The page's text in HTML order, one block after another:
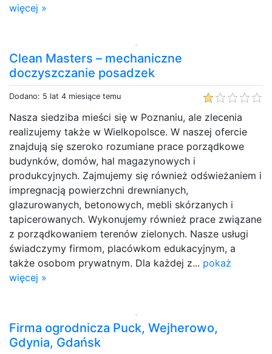
więcej »
Clean Masters – mechaniczne
doczyszczanie posadzek
Dodano: 5 lat 4 miesiące temu
Nasza siedziba mieści się w Poznaniu, ale zlecenia
realizujemy także w Wielkopolsce. W naszej ofercie
znajdują się szeroko rozumiane prace porządkowe
budynków, domów, hal magazynowych i
produkcyjnych. Zajmujemy się również odświeżaniem i
impregnacją powierzchni drewnianych,
glazurowanych, betonowych, mebli skórzanych i
tapicerowanych. Wykonujemy również prace związane
z porządkowaniem terenów zielonych. Nasze usługi
świadczymy firmom, placówkom edukacyjnym, a
także osobom prywatnym. Dla każdej z... pokaż
więcej »
Firma ogrodnicza Puck, Wejherowo,
Gdynia, Gdańsk